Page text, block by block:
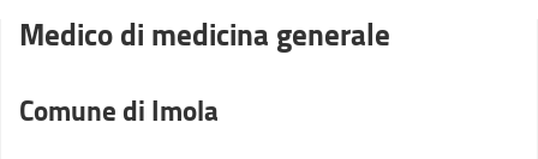
Medico di medicina generale
Comune di Imola